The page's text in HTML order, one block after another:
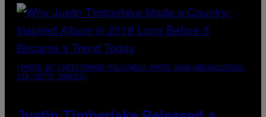
(PHOTO BY CHRISTOPHER POLK/NBCU PHOTO BANK/NBCUNIVERSAL
VIA GETTY IMAGES)